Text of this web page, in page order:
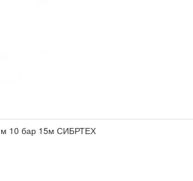
10 бар 15м СИБРТЕХ